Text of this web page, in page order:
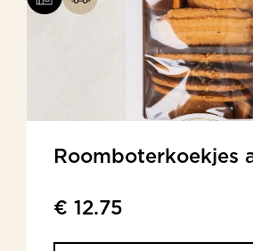
Roomboterkoekjes
€ 12.75